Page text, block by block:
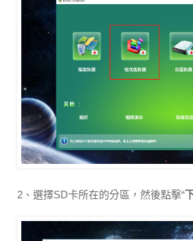
2、選擇SD卡所在的分區，然後點擊“